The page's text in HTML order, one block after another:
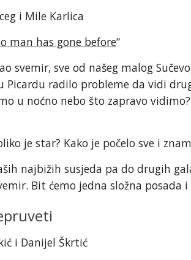
i Mile Karlica
man has gone before“
svemir, sve od našeg malog
radilo probleme da vidi
u noćno nebo što zapravo
je star? Kako je počelo sve i
najbižih susjeda pa do drugih
Bit ćemo jedna složna
i Danijel Škrtić